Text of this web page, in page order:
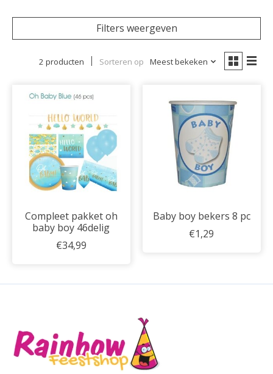
Filters weergeven
2 producten Sorteren op Meest bekeken
Compleet pakket oh
baby boy 46delig
€34,99
Baby boy bekers 8 pc
€1,29